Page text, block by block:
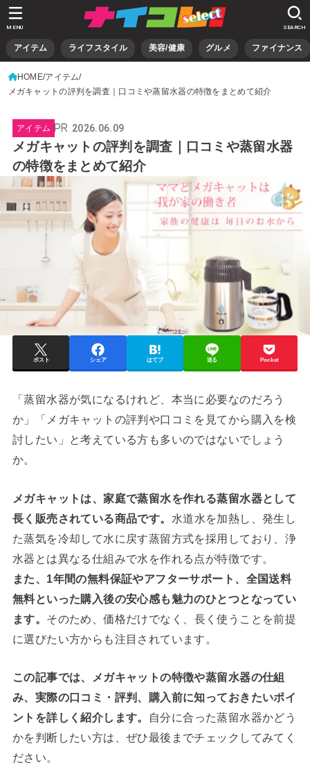
アイテム ライフスタイル 美容/健康 グルメ ファイナンス
SEARCH
MENU
HOME アイテム
メガキャットの評判を調査｜口コミや蒸留水器の特徴をまとめて紹介
アイテム 2026.06.09
メガキャットの評判を調査｜口コミや蒸留水器
の特徴をまとめて紹介
ポスト シェア はてブ 送る Pocket
「蒸留水器が気になるけれど、本当に必要なのだろう
か」「メガキャットの評判や口コミを見てから購入を検
討したい」と考えている方も多いのではないでしょう
か。
メガキャットは、家庭で蒸留水を作れる蒸留水器として
長く販売されている商品です。 水道水を加熱し、発生し
た蒸気を冷却して水に戻す蒸留方式を採用しており、浄
水器とは異なる仕組みで水を作れる点が特徴です。
また、1年間の無料保証やアフターサポート、全国送料
無料といった購入後の安心感も魅力のひとつとなってい
ます。 そのため、価格だけでなく、長く使うことを前提
に選びたい方からも注目されています。
この記事では、メガキャットの特徴や蒸留水器の仕組
み、実際の口コミ・評判、購入前に知っておきたいポイ
ントを詳しく紹介します。
自分に合った蒸留水器かどう
かを判断したい方は、ぜひ最後までチェックしてみてく
ださい。